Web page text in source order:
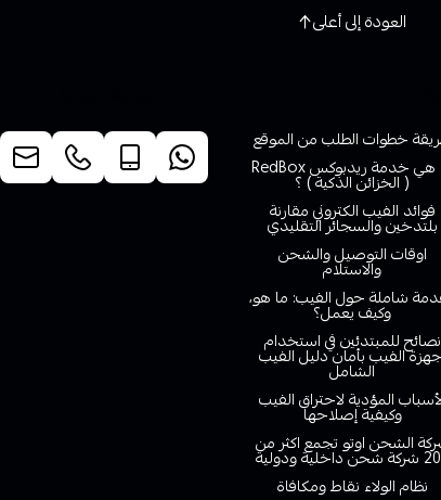
العودة إلى أعلى
خطوات الطلب من الموقع
ما هي خدمة ريدبوكس RedBox
( الخزائن الذكية ) ؟
فوائد الفيب الكتروني مقارنة
بلتدخين والسجائر التقليدي
اوقات التوصيل والشحن
والاستلام
شاملة حول الفيب: ما هو،
وكيف يعمل؟
نصائح للمبتدئين في استخدام
الفيب بأمان دليل الفيب
الشامل
المؤدية لاحتراق الفيب
وكيفية إصلاحها
الشحن اوتو تجمع اكثر من
ودولية
نظام الولاء نقاط ومكافاة